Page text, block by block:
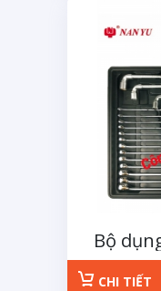
Bộ
32 chi
CHI TIẾT